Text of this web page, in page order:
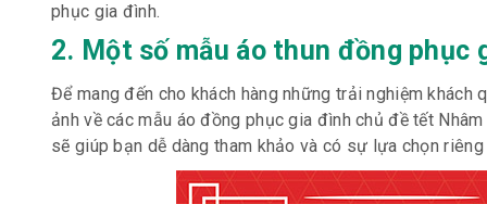
phục gia đình.
2. Một số mẫu áo thun đồng
Để mang đến cho khách hàng những trải nghiệm
ảnh về các mẫu áo đồng phục gia đình chủ đề tết
sẽ giúp bạn dễ dàng tham khảo và có sự lựa chọn